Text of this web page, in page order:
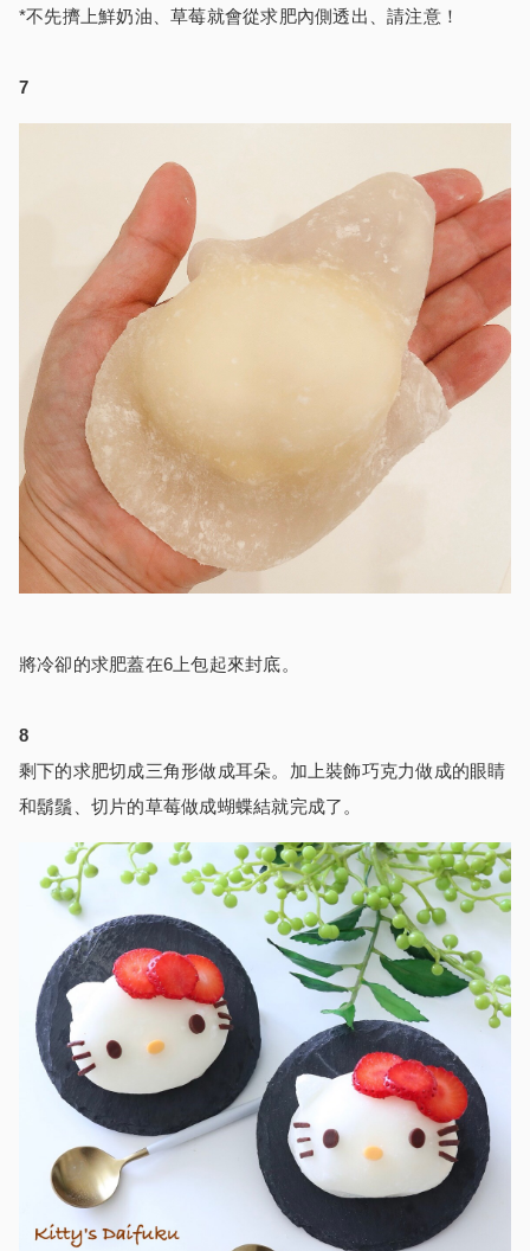
*不先擠上鮮奶油、草莓就會從求肥內側透出、請注意！
7
將冷卻的求肥蓋在6上包起來封底。
8
剩下的求肥切成三角形做成耳朵。加上裝飾巧克力做成的眼睛
和鬍鬚、切片的草莓做成蝴蝶結就完成了。